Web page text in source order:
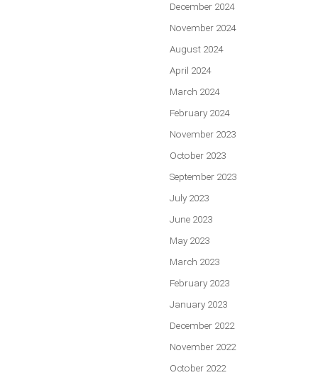
December 2024
November 2024
August 2024
April 2024
March 2024
February 2024
November 2023
October 2023
September 2023
July 2023
June 2023
May 2023
March 2023
February 2023
January 2023
December 2022
November 2022
October 2022